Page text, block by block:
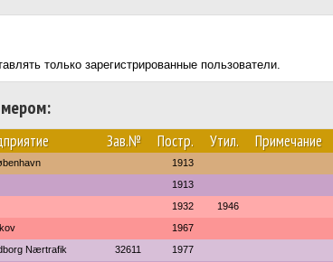
только зарегистрированные пользователи.
Зав.№ Постр. Утил. Примечание
1913
1913
1932 1946
1967
Nærtrafik 32611 1977